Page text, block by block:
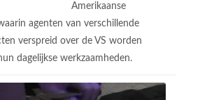
Amerikaanse
agenten van verschillende
verspreid over de VS worden
dagelijkse werkzaamheden.